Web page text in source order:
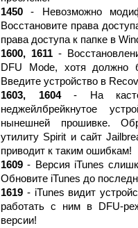
1450 - Невозможно
Восстановите права
права доступа к папке в
1600, 1611 -
DFU Mode, хотя должно
Введите устройство в
1603, 1604- На
неджейлбрейкнутое
нынешней прошивке.
утилиту Spirit и сайт
приводит к таким ошибкам!
1609 - Версия iTunes
Обновите iTunes до
1619 - iTunes видит
работать с ним в DFU-
версии!